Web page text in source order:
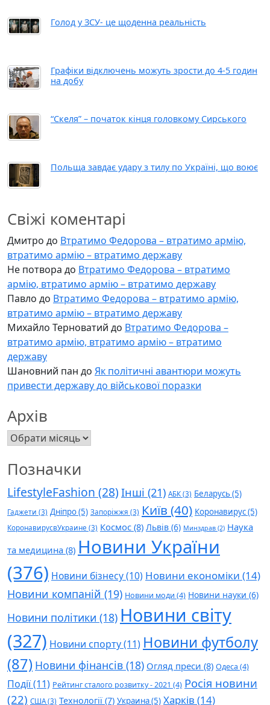
Голод у ЗСУ- це щоденна реальність
Графіки відключень можуть зрости до 4-5 годин
на добу
“Скеля” – початок кінця головкому Сирського
Польща завдає удару з тилу по Україні, що воює
Свіжі коментарі
Дмитро до Втратимо Федорова – втратимо армію,
втратимо армію – втратимо державу
Не потвора до Втратимо Федорова – втратимо
армію, втратимо армію – втратимо державу
Павло до Втратимо Федорова – втратимо армію,
втратимо армію – втратимо державу
Михайло Терноватий до Втратимо Федорова –
втратимо армію, втратимо армію – втратимо
державу
Шановний пан до Як політичні авантюри можуть
привести державу до військової поразки
Архів
Архів
Позначки
LifestyleFashion (28) Інші (21) АБК(3) Беларусь(5)
Гаджети (3) Дніпро(5) Запоріжжя (3) Київ (40) Коронавирус(5)
КоронавирусвУкраине (3) Космос (8) Львів (6) Минздрав (2) Наука
та медицина (8) Новини України
(376) Новини бізнесу(10) Новини економіки (14)
Новини компаній (19) Новини моди (4) Новини науки (6)
Новини політики (18) Новини світу
(327) Новини спорту(11) Новини футболу
(87) Новини фінансів (18) Огляд преси (8) Одеса (4)
Події(11) Рейтинг сталого розвитку - 2021 (4) Росія новини
(22) США(3) Технології (7) Украина(5) Харків (14)